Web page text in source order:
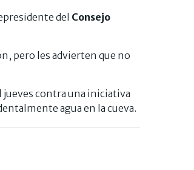
del Consejo
pero les advierten que no
jueves contra una iniciativa
agua en la cueva.